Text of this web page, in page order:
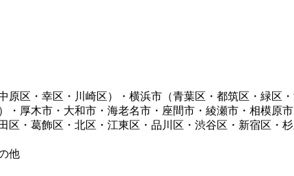
原区・幸区・川崎区）・ 横浜市（青葉区・都筑区 ・緑区
・厚木市・大和市・海老名市・座間市・綾瀬市・相模原
区・葛飾区・北区・江東区・品川区・渋谷区・新宿区・
他